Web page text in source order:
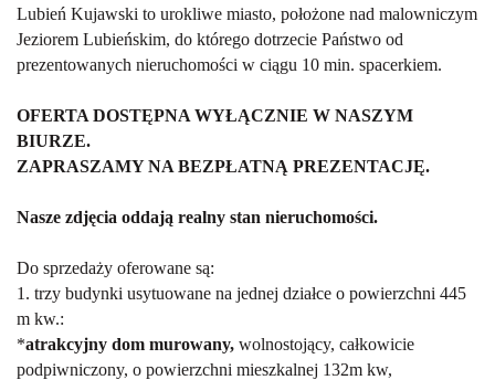
Lubień Kujawski to urokliwe miasto, położone nad malowniczym
Jeziorem Lubieńskim, do którego dotrzecie Państwo od
prezentowanych nieruchomości w ciągu 10 min. spacerkiem.
OFERTA DOSTĘPNA WYŁĄCZNIE W NASZYM
BIURZE.
ZAPRASZAMY NA BEZPŁATNĄ PREZENTACJĘ.
Nasze zdjęcia oddają realny stan nieruchomości.
Do sprzedaży oferowane są:
1. trzy budynki usytuowane na jednej działce o powierzchni 445
m kw.:
*atrakcyjny dom murowany, wolnostojący, całkowicie
podpiwniczony, o powierzchni mieszkalnej 132m kw,